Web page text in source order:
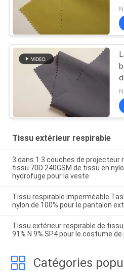
Tissu extérieur respirable
3 dans 1 3 couches de projecteur
tissu 70D 240GSM de tissu en
hydrofuge pour la veste
Tissu respirable imperméable
nylon de 100% pour le pantalon
Tissu extérieur respirable de
91% N 9% SP4 pour le costume
Catégories